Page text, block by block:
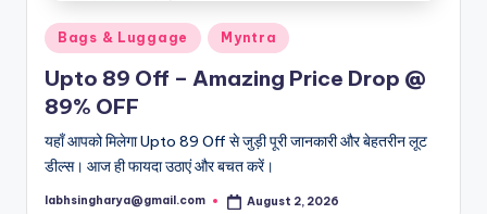
Posted
in
Bags & Luggage Myntra
Upto 89 Off – Amazing Price Drop @
89% OFF
यहाँ आपको मिलेगा Upto 89 Off से जुड़ी पूरी जानकारी और बेहतरीन लूट
डील्स। आज ही फायदा उठाएं और बचत करें।
Posted
labhsingharya@gmail.com August 2, 2026